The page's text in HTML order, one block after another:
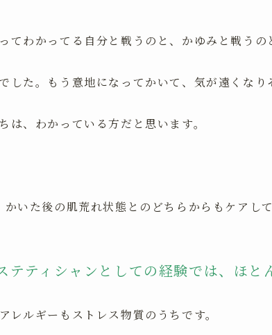
てわかってる自分と戦うのと、かゆみと戦うの
した。もう意地になってかいて、気が遠くなり
、わかっている方だと思います。
いた後の肌荒れ状態とのどちらからもケアし
ティシャンとしての経験では、ほと
レルギーもストレス物質のうちです。